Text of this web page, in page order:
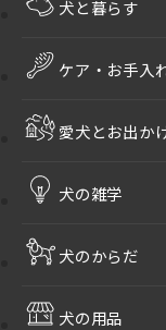
犬と暮らす
ケア・お手入
愛犬とお出か
犬の雑学
犬のからだ
犬の用品